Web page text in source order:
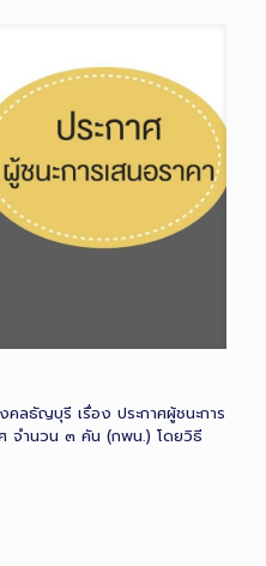
คลธัญบุรี เรื่อง ประกาศผู้ชนะการ
ศ จำนวน ๓ คัน (กพน.) โดยวิธี